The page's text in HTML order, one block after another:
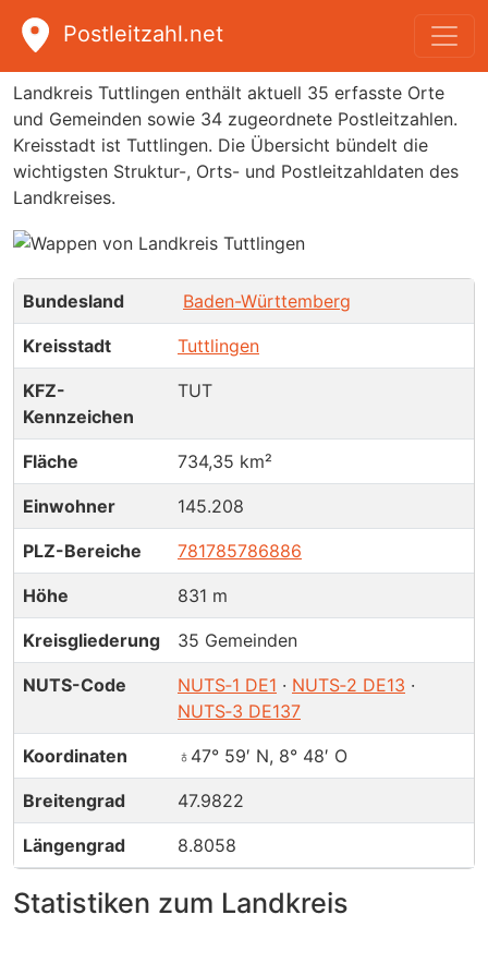
Postleitzahl.net
Landkreis Tuttlingen
Landkreis Tuttlingen enthält aktuell 35 erfasste Orte
und Gemeinden sowie 34 zugeordnete Postleitzahlen.
Kreisstadt ist Tuttlingen. Die Übersicht bündelt die
wichtigsten Struktur-, Orts- und Postleitzahldaten des
Landkreises.
Bundesland Baden-Württemberg
Kreisstadt Tuttlingen
KFZ-
Kennzeichen
TUT
Fläche 734,35 km²
Einwohner 145.208
PLZ-Bereiche 781785786886
Höhe 831 m
Kreisgliederung 35 Gemeinden
NUTS-Code NUTS‑1 DE1 · NUTS‑2 DE13 ·
NUTS‑3 DE137
Koordinaten ♁47° 59′ N, 8° 48′ O
Breitengrad 47.9822
Längengrad 8.8058
Statistiken zum Landkreis